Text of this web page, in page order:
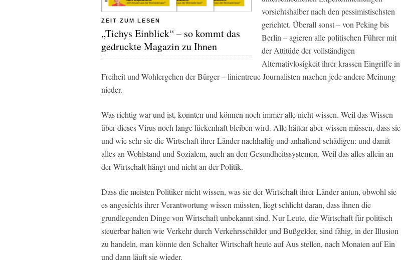
ZEIT ZUM LESEN
„Tichys Einblick“ – so kommt das
gedruckte Magazin zu Ihnen
vorsichtshalber nach den pessimistischsten
gerichtet. Überall sonst – von Peking bis
Berlin – agieren alle politischen Führer mit
der Attitüde der vollständigen
Alternativlosigkeit ihrer krassen Eingriffe in
Freiheit und Wohlergehen der Bürger – linientreue Journalisten machen jede andere Meinung
nieder.
Was richtig war und ist, konnten und können noch immer alle nicht wissen. Weil das Wissen
über dieses Virus noch lange lückenhaft bleiben wird. Alle hätten aber wissen müssen, dass sie
und wie sehr sie die Wirtschaft ihrer Länder nachhaltig und anhaltend schädigen: und damit
alles an Wohlstand und Sozialem, auch an den Gesundheitssystemen. Weil das alles allein an
der Wirtschaft hängt und nicht an der Politik.
Dass die meisten Politiker nicht wissen, was sie der Wirtschaft ihrer Länder antun, obwohl sie
es angesichts ihrer Verantwortung wissen müssten, liegt schlicht daran, dass ihnen die
grundlegenden Dinge von Wirtschaft unbekannt sind. Nur Leute, die Wirtschaft für politisch
steuerbar halten wie Verkehr durch Verkehrsschilder und Bußgelder, sind fähig, in der Illusion
zu handeln, man könnte den Schalter Wirtschaft heute auf Aus stellen, nach Monaten auf Ein
und dann läuft sie wieder.